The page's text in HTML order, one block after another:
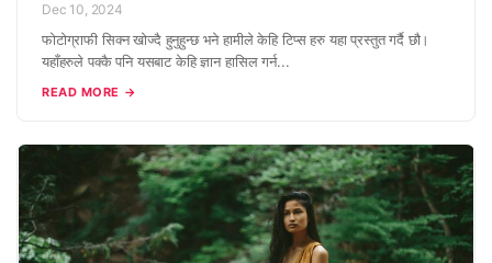
Dec 10, 2024
फोटोग्राफी सिक्न खोज्दै हुनुहुन्छ भने हामीले केहि टिप्स हरु यहा प्रस्तुत गर्दै छौ।
यहाँहरुले पक्कै पनि यसबाट केहि ज्ञान हासिल गर्न...
READ MORE →